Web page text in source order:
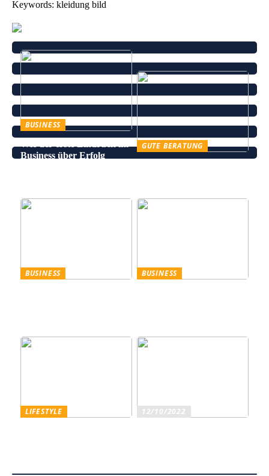
Keywords: kleidung bild
BUSINESS
Business über Erfolg
GUTE BERATUNG
BUSINESS
BUSINESS
LIFESTYLE
12/10/2022